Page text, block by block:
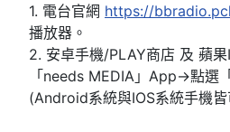
1. 電台官網 https://
播放器。
2. 安卓手機/PLAY商店 及 蘋
「needs MEDIA」App→點選
(Android系統與IOS系統手機皆